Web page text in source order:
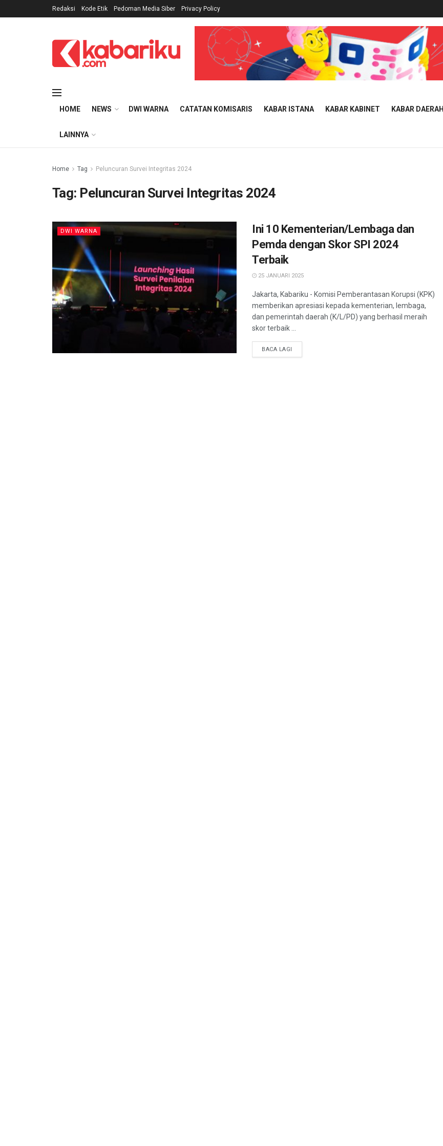
Redaksi Kode Etik Pedoman Media Siber Privacy Policy
HOME NEWS DWI WARNA CATATAN KOMISARIS KABAR ISTANA KABAR KABINET KABAR DAERAH
LAINNYA
Home Tag Peluncuran Survei Integritas 2024
Tag: Peluncuran Survei Integritas 2024
DWI WARNA
Ini 10 Kementerian/Lembaga dan
Pemda dengan Skor SPI 2024
Terbaik
25 JANUARI 2025
Jakarta, Kabariku - Komisi Pemberantasan Korupsi (KPK)
memberikan apresiasi kepada kementerian, lembaga,
dan pemerintah daerah (K/L/PD) yang berhasil meraih
skor terbaik ...
BACA LAGI